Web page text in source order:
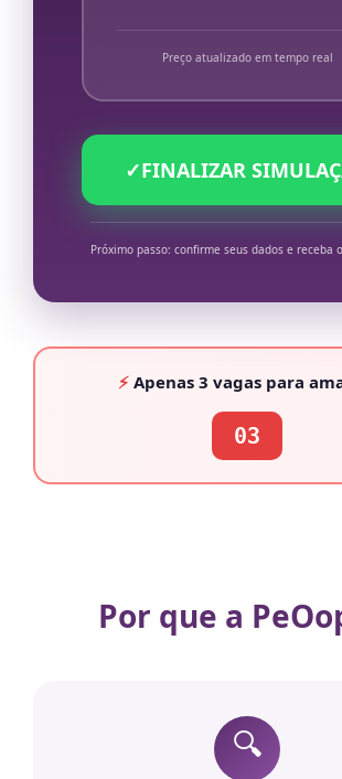
Preço atualizado em tempo real
✓FINALIZAR
Próximo passo: confirme seus dados e receba
⚡Apenas 3 vagaspara
03
Por que a
🔍